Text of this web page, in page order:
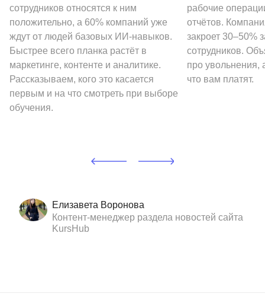
сотрудников относятся к ним
положительно, а 60% компаний уже
ждут от людей базовых ИИ-навыков.
Быстрее всего планка растёт в
маркетинге, контенте и аналитике.
Рассказываем, кого это касается
первым и на что смотреть при выборе
обучения.
рабочие
отчётов.
закроет 30–50%
сотрудников.
про увольнения,
что вам платят.
Елизавета Воронова
Контент-менеджер раздела новостей сайта
KursHub